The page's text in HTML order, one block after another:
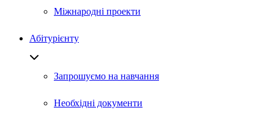
Міжнародні проекти
Абітурієнту
Запрошуємо на навчання
Необхідні документи